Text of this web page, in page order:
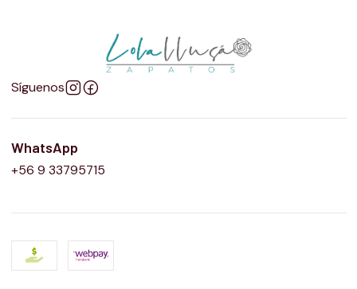
Síguenos
WhatsApp
+56 9 33795715